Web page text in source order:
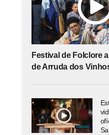
Festival de Folclore
de Arruda dos